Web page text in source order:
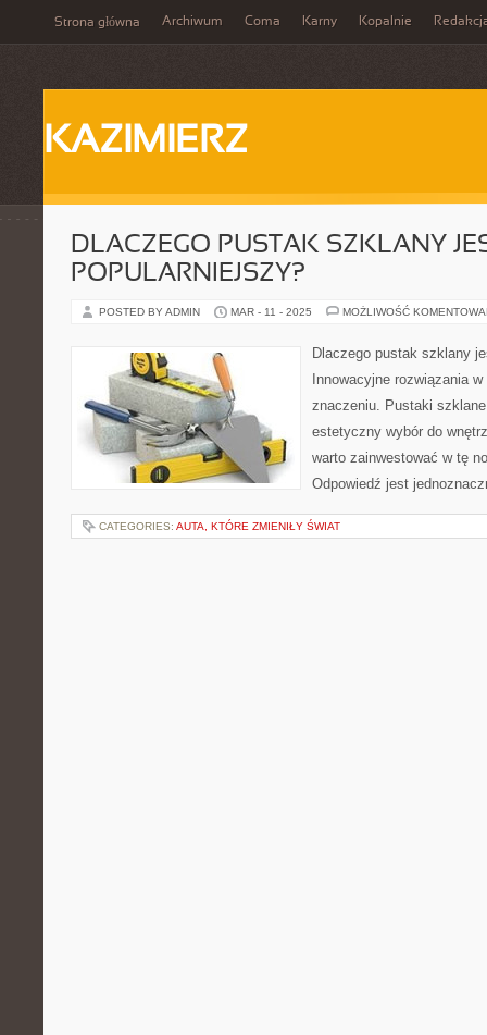
Strona główna Archiwum Coma Karny Kopalnie
KAZIMIERZ
DLACZEGO PUSTAK SZKLANY
POPULARNIEJSZY?
POSTED BY ADMIN MAR - 11 - 2025 MOŻLIWOŚĆ
Dlaczego pustak szklany
Innowacyjne rozwiązania
znaczeniu. Pustaki
estetyczny wybór do
warto zainwestować w tę
Odpowiedź jest
CATEGORIES: AUTA, KTÓRE ZMIENIŁY ŚWIAT